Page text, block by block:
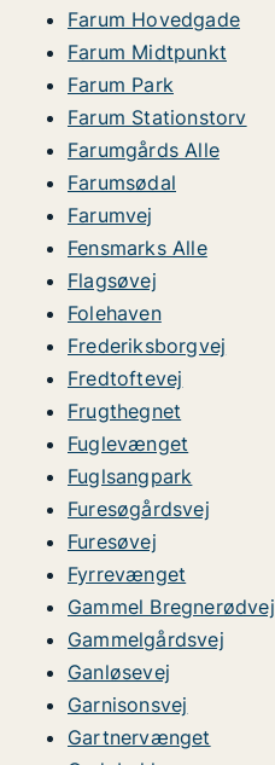
Farum Hovedgade
Farum Midtpunkt
Farum Park
Farum Stationstorv
Farumgårds Alle
Farumsødal
Farumvej
Fensmarks Alle
Flagsøvej
Folehaven
Frederiksborgvej
Fredtoftevej
Frugthegnet
Fuglevænget
Fuglsangpark
Furesøgårdsvej
Furesøvej
Fyrrevænget
Gammel Bregnerødvej
Gammelgårdsvej
Ganløsevej
Garnisonsvej
Gartnervænget